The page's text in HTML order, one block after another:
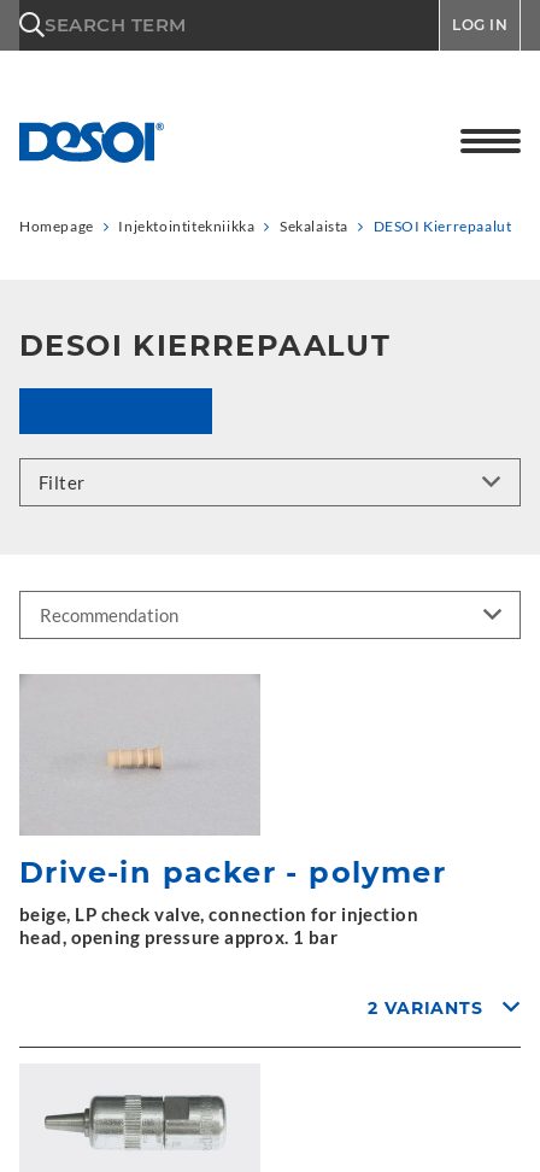
SEARCH TERM LOG IN
Homepage Injektointitekniikka Sekalaista DESOI Kierrepaalut
DESOI KIERREPAALUT
Filter
Drive-in packer - polymer
beige, LP check valve, connection for injection
head, opening pressure approx. 1 bar
2 VARIANTS